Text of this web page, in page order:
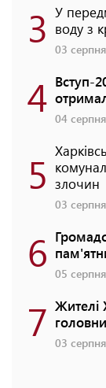
3 У
воду з
03
4 Вступ-
04
5 злочин
03
6 05
7 Жителі
03